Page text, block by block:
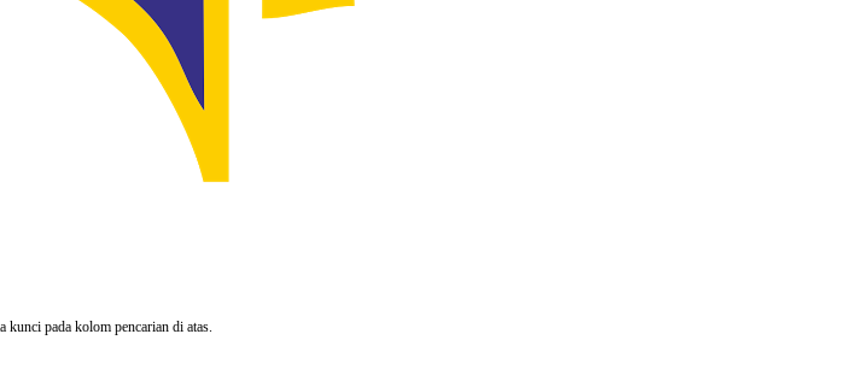
kunci pada kolom pencarian di atas.